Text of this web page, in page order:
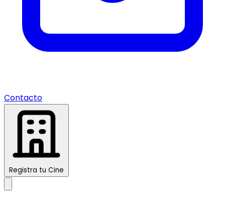
Contacto
Registra tu Cine